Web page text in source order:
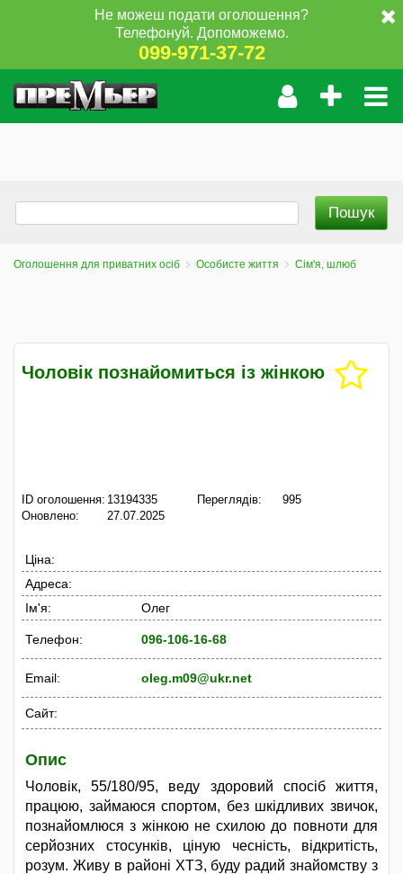
Не можеш подати оголошення?
Телефонуй. Допоможемо.
099-971-37-72
Оголошення для приватних осіб Особисте життя Сім'я, шлюб
Чоловік познайомиться із жінкою
ID оголошення: 13194335
Оновлено:
27.07.2025
Переглядів: 995
Ціна:
Адреса:
Ім'я:
Олег
Телефон: 096-106-16-68
Email: oleg.m09@ukr.net
Сайт:
Опис
Чоловік, 55/180/95, веду здоровий спосіб життя,
працюю, займаюся спортом, без шкідливих звичок,
познайомлюся з жінкою не схилою до повноти для
серйозних стосунків, ціную чесність, відкритість,
розум. Живу в районі ХТЗ, буду радий знайомству з